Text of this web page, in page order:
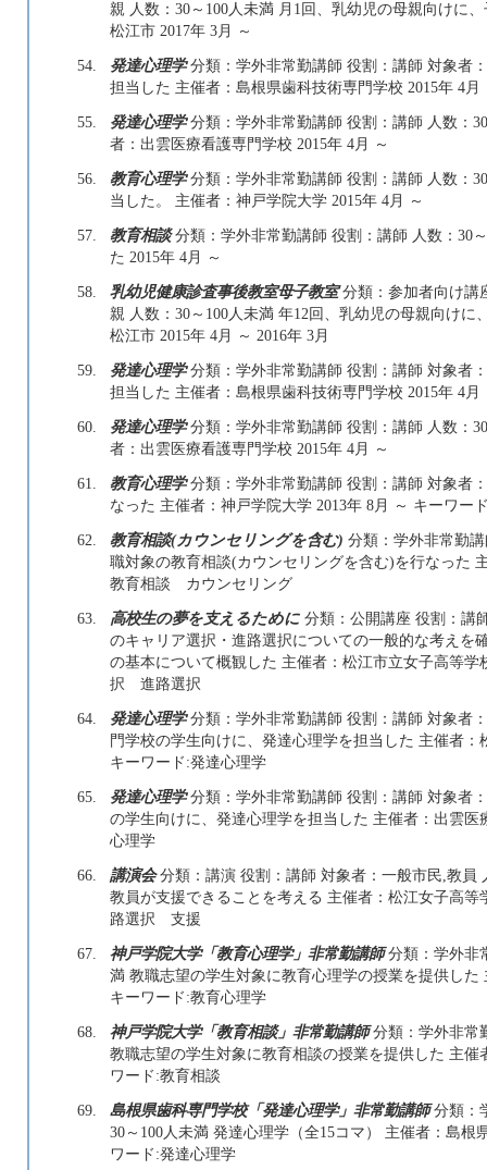
親 人数：30～100人未満 月1回、乳幼児の母親向けに
松江市 2017年 3月 ～
54.
発達心理学分類：学外非常勤講師 役割：講師 対象者
担当した 主催者：島根県歯科技術専門学校 2015年 4月
55.
発達心理学分類：学外非常勤講師 役割：講師 人数：
者：出雲医療看護専門学校 2015年 4月 ～
56.
教育心理学分類：学外非常勤講師 役割：講師 人数：
当した。 主催者：神戸学院大学 2015年 4月 ～
57.
教育相談分類：学外非常勤講師 役割：講師 人数：30
た 2015年 4月 ～
58.
乳幼児健康診査事後教室母子教室分類：参加者向け講
親 人数：30～100人未満 年12回、乳幼児の母親向け
松江市 2015年 4月 ～ 2016年 3月
59.
発達心理学分類：学外非常勤講師 役割：講師 対象者
担当した 主催者：島根県歯科技術専門学校 2015年 4月
60.
発達心理学分類：学外非常勤講師 役割：講師 人数：
者：出雲医療看護専門学校 2015年 4月 ～
61.
教育心理学分類：学外非常勤講師 役割：講師 対象者
なった 主催者：神戸学院大学 2013年 8月 ～ キーワー
62.
教育相談(カウンセリングを含む) 分類：学外非常勤
職対象の教育相談(カウンセリングを含む)を行なった
教育相談 カウンセリング
63.
高校生の夢を支えるために 分類：公開講座 役割：講
のキャリア選択・進路選択についての一般的な考えを
の基本について概観した 主催者：松江市立女子高等
択 進路選択
64.
発達心理学分類：学外非常勤講師 役割：講師 対象者
門学校の学生向けに、発達心理学を担当した 主催者：
キーワード:発達心理学
65.
発達心理学分類：学外非常勤講師 役割：講師 対象者
の学生向けに、発達心理学を担当した 主催者：出雲
心理学
66.
講演会分類：講演 役割：講師 対象者：一般市民,教員
教員が支援できることを考える 主催者：松江女子高
路選択 支援
67.
神戸学院大学「教育心理学」非常勤講師分類：学外非
満 教職志望の学生対象に教育心理学の授業を提供した
キーワード:教育心理学
68.
神戸学院大学「教育相談」非常勤講師分類：学外非常
教職志望の学生対象に教育相談の授業を提供した 主催
ワード:教育相談
69.
島根県歯科専門学校「発達心理学」非常勤講師分類：
30～100人未満 発達心理学（全15コマ） 主催者：島根
ワード:発達心理学